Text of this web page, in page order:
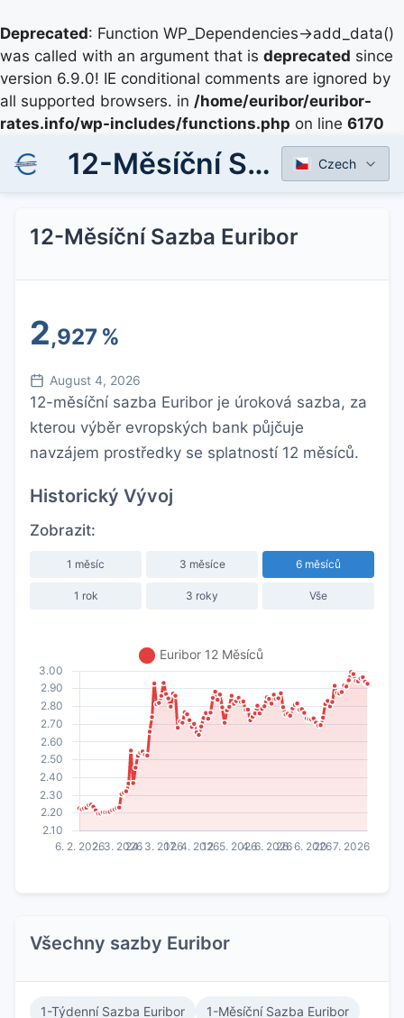
Deprecated: Function WP_Dependencies->add_data()
was called with an argument that is deprecated since
version 6.9.0! IE conditional comments are ignored by
all supported browsers. in /home/euribor/euribor-
rates.info/wp-includes/functions.php on line 6170
12-Měsíční Sazba Euribor Czech
12-Měsíční Sazba Euribor
2,927 %
August 4, 2026
12-měsíční sazba Euribor je úroková sazba, za
kterou výběr evropských bank půjčuje
navzájem prostředky se splatností 12 měsíců.
Historický Vývoj
Zobrazit:
1 měsíc 3 měsíce 6 měsíců
1 rok 3 roky Vše
Všechny sazby Euribor
1-Týdenní Sazba Euribor 1-Měsíční Sazba Euribor